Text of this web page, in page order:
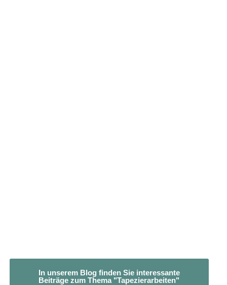
In unserem Blog finden Sie interessante
Beiträge zum Thema "Tapezierarbeiten"